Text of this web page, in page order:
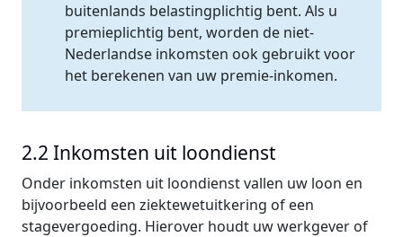
buitenlands belastingplichtig bent. Als u
premieplichtig bent, worden de niet-
Nederlandse inkomsten ook gebruikt voor
het berekenen van uw premie-inkomen.
2.2 Inkomsten uit loondienst
Onder inkomsten uit loondienst vallen uw loon en
bijvoorbeeld een ziektewetuitkering of een
stagevergoeding. Hierover houdt uw werkgever of